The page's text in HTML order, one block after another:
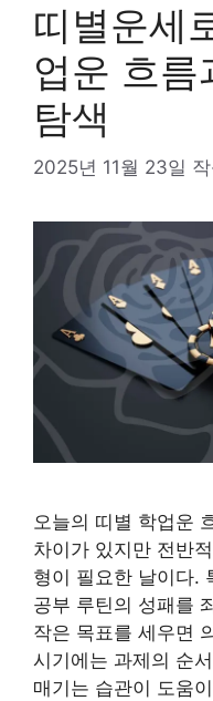
띠별운세
업운 흐름
탐색
2025년 11월 23일
오늘의 띠별 학업운
차이가 있지만 전반
형이 필요한 날이다.
공부 루틴의 성패를
작은 목표를 세우면
시기에는 과제의 순
매기는 습관이 도움